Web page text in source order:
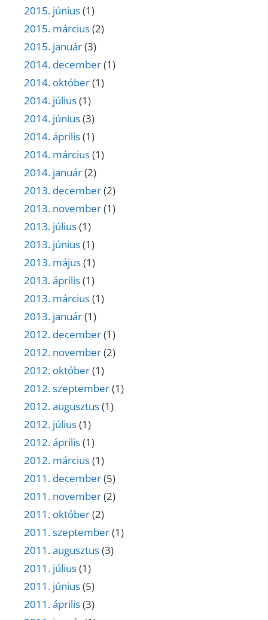
2015. június(1)
2015. március(2)
2015. január(3)
2014. december(1)
2014. október(1)
2014. július(1)
2014. június(3)
2014. április(1)
2014. március(1)
2014. január(2)
2013. december(2)
2013. november(1)
2013. július(1)
2013. június(1)
2013. május(1)
2013. április(1)
2013. március(1)
2013. január(1)
2012. december(1)
2012. november(2)
2012. október(1)
2012. szeptember(1)
2012. augusztus(1)
2012. július(1)
2012. április(1)
2012. március(1)
2011. december(5)
2011. november(2)
2011. október(2)
2011. szeptember(1)
2011. augusztus(3)
2011. július(1)
2011. június(5)
2011. április(3)